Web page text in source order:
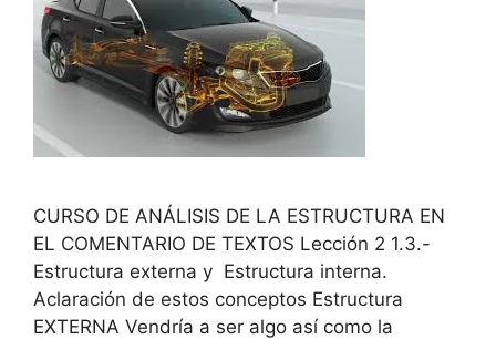
CURSO DE ANÁLISIS DE LA ESTRUCTURA EN
EL COMENTARIO DE TEXTOS Lección 2 1.3.-
Estructura externa y Estructura interna.
Aclaración de estos conceptos Estructura
EXTERNA Vendría a ser algo así como la